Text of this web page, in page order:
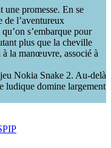
une promesse. En se
de l’aventureux
s’embarque pour
plus que la cheville
la manœuvre, associé à
Nokia Snake 2. Au-delà
ludique domine largement